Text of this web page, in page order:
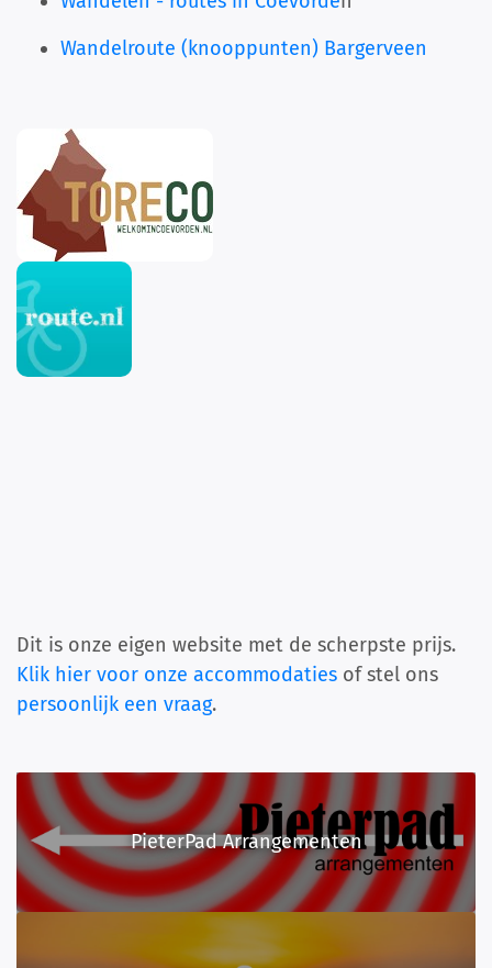
Wandelroute (knooppunten) Bargerveen
Dit is onze eigen website met de scherpste prijs.
Klik hier voor onze accommodaties of stel ons
persoonlijk een vraag.
PieterPad Arrangementen